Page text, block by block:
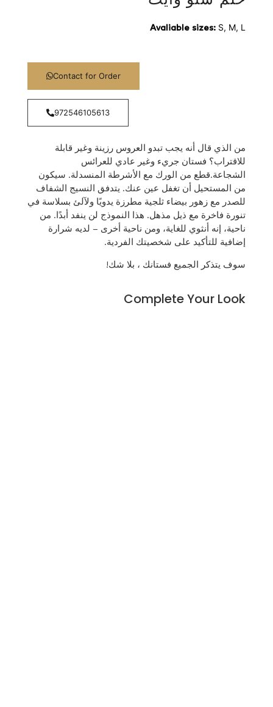
Avaliable sizes: S, M, L
Contact for Order
972546105613
من الذي قال أنه يجب تبدو العروس رزينة وغير قابلة
للاقتراب؟ فستان جريء وغير عادي للعرائس
الشجاعة.قطع من الورك مع الأشرطة المنسدلة. سيكون
من المستحيل أن تغفل عين عنك. يتدفق النسيج الشفاف
للصدر مع زهور بيضاء ثلجية مطرزة يدويًا ولآلئ بسلاسة في
تنورة فاخرة مع ذيل مذهل. هذا النموذج لن ينفد أبدًا. من
ناحية، إنه أنثوي للغاية، ومن ناحية أخرى – لديه شرارة
إضافية للتأكيد على شخصيتك الفردية.
سوف يتذكر الجميع فستانك ، بلا شك!
Complete Your Look